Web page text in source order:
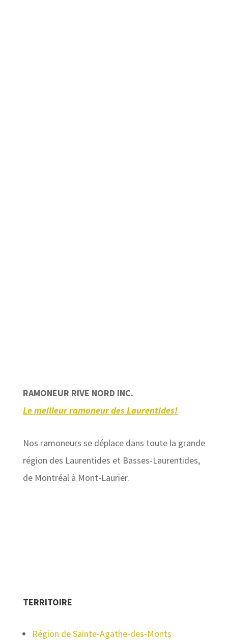
RAMONEUR RIVE NORD INC.
Le meilleur ramoneur des Laurentides!
Nos ramoneurs se déplace dans toute la grande
région des Laurentides et Basses-Laurentides,
de Montréal à Mont-Laurier.
TERRITOIRE
Région de Sainte-Agathe-des-Monts